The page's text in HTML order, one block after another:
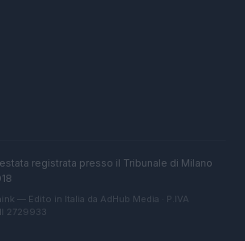
registrata presso il Tribunale di Milano
— Edito in Italia da AdHub Media · P.IVA
2729933